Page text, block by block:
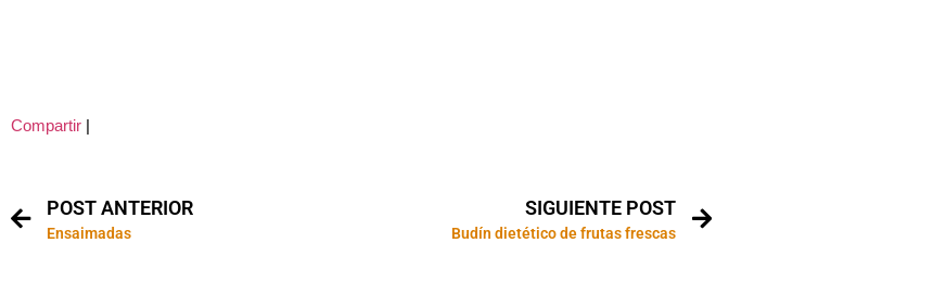
Compartir
POST ANTERIOR
Ensaimadas
SIGUIENTE POST
Budín dietético de frutas frescas